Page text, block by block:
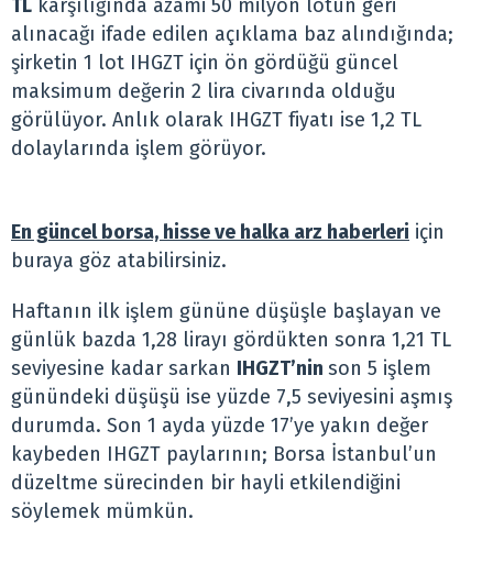
TL karşılığında azami 50 milyon lotun geri
alınacağı ifade edilen açıklama baz alındığında;
şirketin 1 lot IHGZT için ön gördüğü güncel
maksimum değerin 2 lira civarında olduğu
görülüyor. Anlık olarak IHGZT fiyatı ise 1,2 TL
dolaylarında işlem görüyor.
En güncel borsa, hisse ve halka arz haberleri için
buraya göz atabilirsiniz.
Haftanın ilk işlem gününe düşüşle başlayan ve
günlük bazda 1,28 lirayı gördükten sonra 1,21 TL
seviyesine kadar sarkan IHGZT’nin son 5 işlem
günündeki düşüşü ise yüzde 7,5 seviyesini aşmış
durumda. Son 1 ayda yüzde 17’ye yakın değer
kaybeden IHGZT paylarının; Borsa İstanbul’un
düzeltme sürecinden bir hayli etkilendiğini
söylemek mümkün.